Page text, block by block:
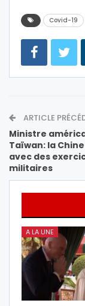
Covid-19
ARTICLE
Ministre
Taïwan: la
avec des
militaires
A LA UNE